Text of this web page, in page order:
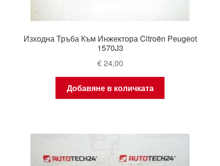
Изходна Тръба Към Инжектора Citroën Peugeot
1570J3
€24,00
Добавяне в количката